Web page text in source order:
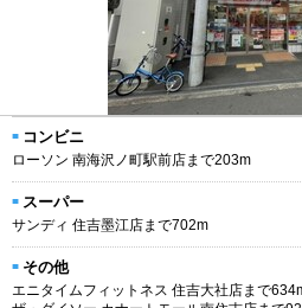
コンビニ
ローソン 南海沢ノ町駅前店まで203m
スーパー
サンディ 住吉墨江店まで702m
その他
エニタイムフィットネス 住吉大社店まで